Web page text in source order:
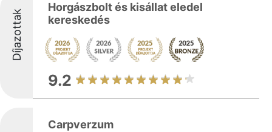
Díjazottak
Horgászbolt és kisállat eledel
kereskedés
9.2
Carpverzum